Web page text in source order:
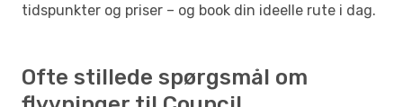
tidspunkter og priser – og book din ideelle rute i dag.
Ofte stillede spørgsmål om